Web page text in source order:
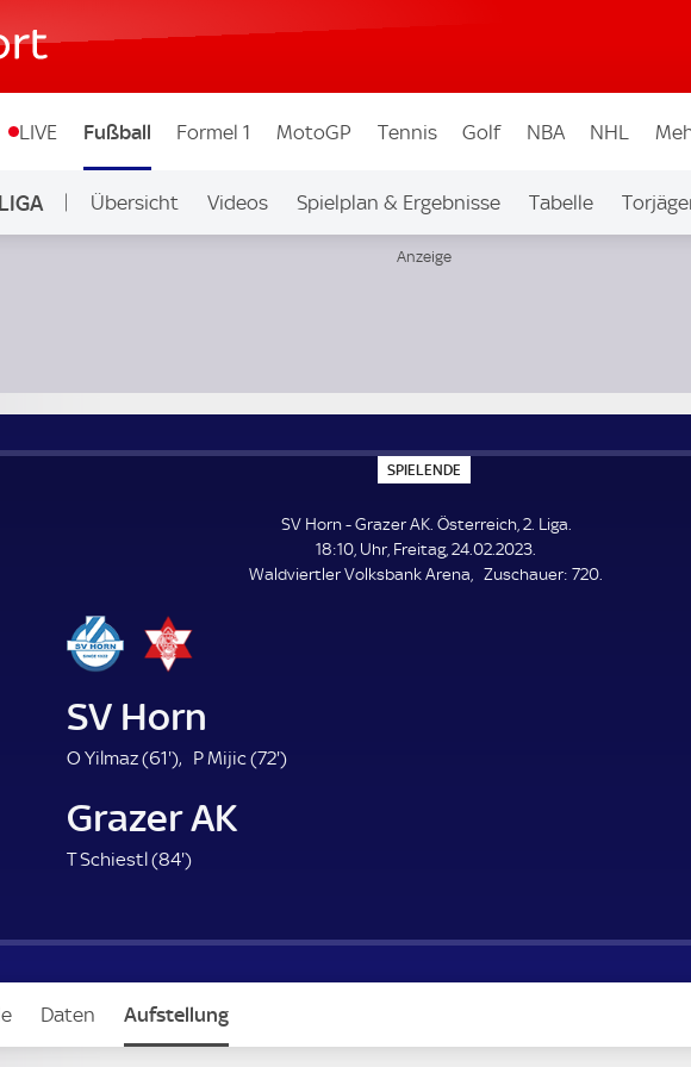
LIVE Fußball Formel 1 MotoGP Tennis Golf NBA NHL
Übersicht Videos Spielplan & Ergebnisse Tabelle
SPIELENDE
P
E
L
E
N
SV Horn - Grazer AK. Österreich, 2. Liga.
18:10, Uhr, Freitag, 24.02.2023.
Waldviertler Volksbank Arena
Zuschauer: Z
720.
SV Horn
O Yilmaz (61'6
.
m
i
t
) P Mijic (72'7
t
)
Grazer AK
T Schiestl (84'8
m
n
u
t
)
Daten Aufstellung